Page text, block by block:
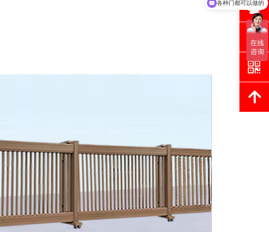
뀩
뀥
낃
녕
各种门都可以做的